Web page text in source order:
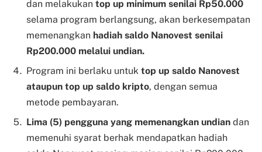
dan melakukan top up minimum senilai Rp50.000
selama program berlangsung, akan berkesempatan
memenangkan hadiah saldo Nanovest senilai
Rp200.000 melalui undian.
Program ini berlaku untuk top up saldo Nanovest
ataupun top up saldo kripto, dengan semua
metode pembayaran.
Lima (5) pengguna yang memenangkan undian dan
memenuhi syarat berhak mendapatkan hadiah